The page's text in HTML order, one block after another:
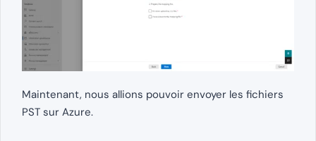
Maintenant, nous allions pouvoir envoyer les fichiers
PST sur Azure.